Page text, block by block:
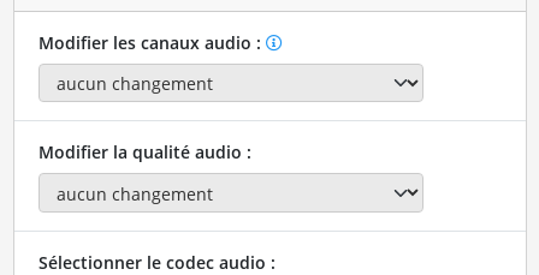
Modifier les canaux audio :
Modifier la qualité audio :
Sélectionner le codec audio :